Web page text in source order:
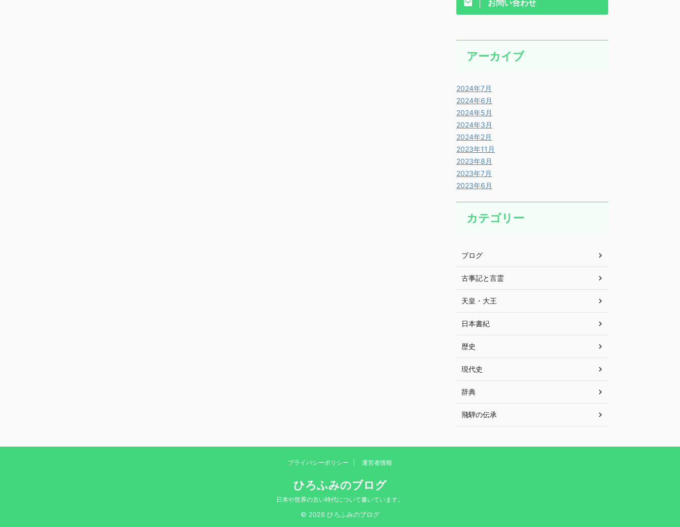
お問い合わせ
アーカイブ
2024年7月
2024年6月
2024年5月
2024年3月
2024年2月
2023年11月
2023年8月
2023年7月
2023年6月
カテゴリー
ブログ
古事記と言霊
天皇・大王
日本書紀
歴史
現代史
辞典
飛騨の伝承
プライバシーポリシー 運営者情報
ひろふみのブログ
日本や世界の古い時代について書いています。
© 2026 ひろふみのブログ